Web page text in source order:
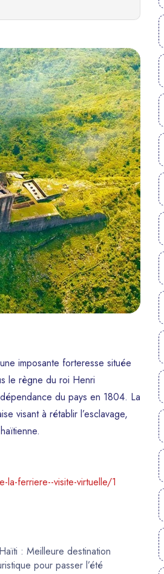
imposante forteresse située
le règne du roi Henri
du pays en 1804. La
visant à rétablir l’esclavage,
la-ferriere--visite-virtuelle/1